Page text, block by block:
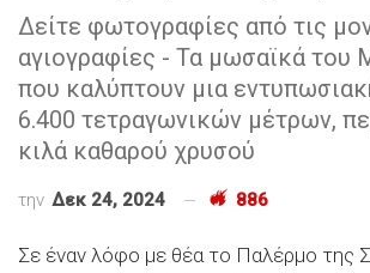
Δείτε φωτογραφίες από τις
αγιογραφίες - Τα μωσαϊκά του
που καλύπτουν μια
6.400 τετραγωνικών μέτρων,
κιλά καθαρού χρυσού
την Δεκ 24, 2024 886
Σε έναν λόφο με θέα το Παλέρμο της